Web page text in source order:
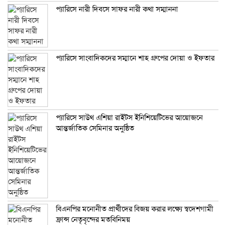
প্যারিসে নারী দিবসে সাফর নারী কথা সম্মাননা
প্যারিসে সাংবাদিকদের সম্মানে শাহ গ্রুপের দোয়া ও ইফতার
প্যারিসে সাউথ এশিয়া রাইটস ইনিশিয়েটিভের আয়োজনে
আন্তর্জাতিক সেমিনার অনুষ্ঠিত
বিএনপির মনোনীত প্রার্থীদের বিজয় করার লক্ষ্যে স্বদেশগামী
ফ্রান্স নেতৃবৃন্দের মতবিনিময়